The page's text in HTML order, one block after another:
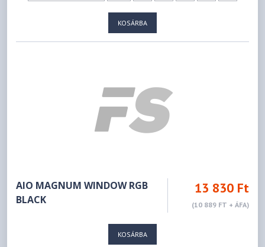
KOSÁRBA
AIO MAGNUM WINDOW RGB
BLACK
13 830 Ft
(10 889 FT + ÁFA)
KOSÁRBA